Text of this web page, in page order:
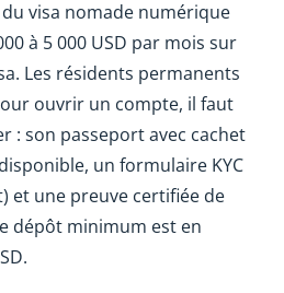
visa nomade numérique
à 5 000 USD par mois sur
Les résidents permanents
ouvrir un compte, il faut
: son passeport avec cachet
un formulaire KYC
et une preuve certifiée de
dépôt minimum est en